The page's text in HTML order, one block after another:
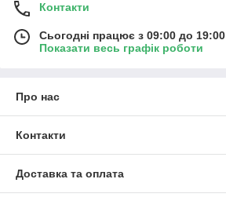
Контакти
Сьогодні працює з 09:00 до 19:00
Показати весь графік роботи
Про нас
Контакти
Доставка та оплата